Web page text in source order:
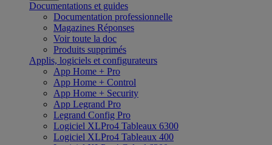
Documentations et guides
Documentation professionnelle
Magazines Réponses
Voir toute la doc
Produits supprimés
Applis, logiciels et configurateurs
App Home + Pro
App Home + Control
App Home + Security
App Legrand Pro
Legrand Config Pro
Logiciel XLPro4 Tableaux 6300
Logiciel XLPro4 Tableaux 400